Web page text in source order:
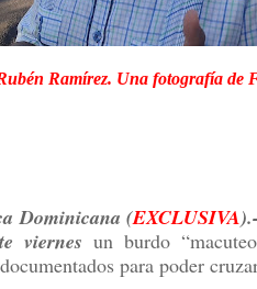
Ramírez. Una fotografía de
Dominicana (EXCLUSIVA).-
viernes un burdo “macuteo
para poder